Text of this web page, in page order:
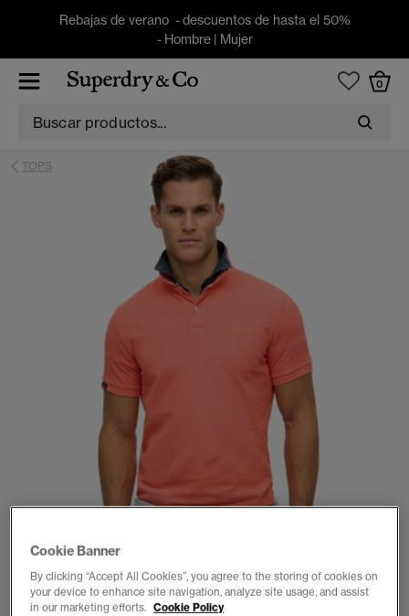
Rebajas de verano - descuentos de hasta el 50%
- Hombre| Mujer
0
TOPS
1 2 3 4 5 6
Cookie Banner
By clicking “Accept All Cookies”, you agree to the storing of cookies on
your device to enhance site navigation, analyze site usage, and assist
in our marketing efforts. Cookie Policy